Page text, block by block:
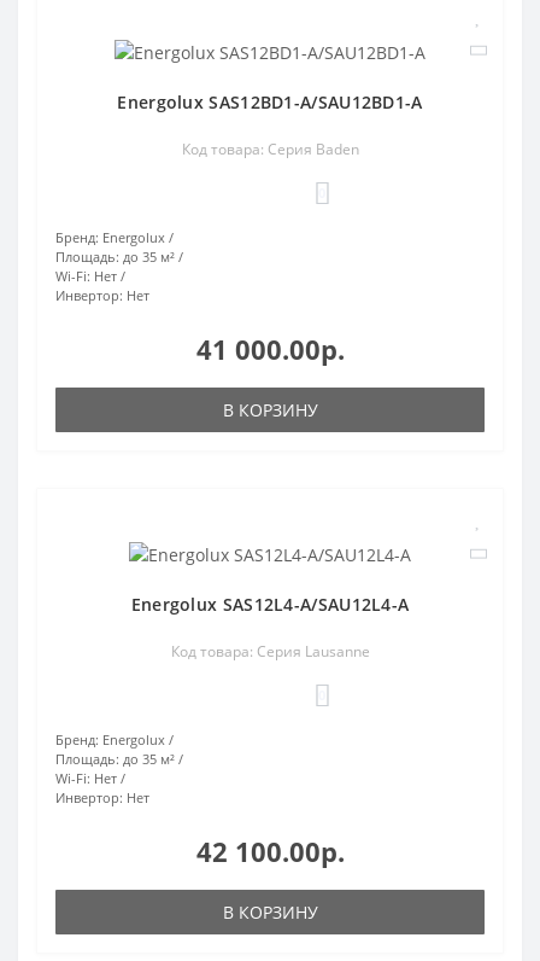
Energolux SAS12BD1-A/SAU12BD1-A
Код товара: Серия Baden
Бренд: Energolux
Площадь: до 35 м²
Wi-Fi: Нет
Инвертор: Нет
41 000.00р.
В КОРЗИНУ
Energolux SAS12L4-A/SAU12L4-A
Код товара: Серия Lausanne
Бренд: Energolux
Площадь: до 35 м²
Wi-Fi: Нет
Инвертор: Нет
42 100.00р.
В КОРЗИНУ